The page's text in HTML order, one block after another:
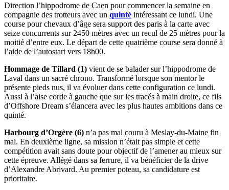
Direction l’hippodrome de Caen pour commencer la semaine en
compagnie des trotteurs avec un quinté intéressant ce lundi. Une
course pour chevaux d’âge sera support des paris à la carte avec
seize concurrents sur 2450 mètres avec un recul de 25 mètres pour la
moitié d’entre eux. Le départ de cette quatrième course sera donné à
l’aide de l’autostart vers 18h00.
Hommage de Tillard (1) vient de se balader sur l’hippodrome de
Laval dans un sacré chrono. Transformé lorsque son mentor le
présente pieds nus, il va évoluer dans cette configuration ce lundi.
Aussi à l’aise corde à gauche que sur les tracés à main droite, ce fils
d’Offshore Dream s’élancera avec les plus hautes ambitions dans ce
quinté.
Harbourg d’Orgère (6) n’a pas mal couru à Meslay-du-Maine fin
mai. En deuxième ligne, sa mission n’était pas simple et cette
compétition avait sans doute pour objectif de l’amener au mieux sur
cette épreuve. Allégé dans sa ferrure, il va bénéficier de la drive
d’Alexandre Abrivard. Au premier poteau, sa candidature est
prioritaire.